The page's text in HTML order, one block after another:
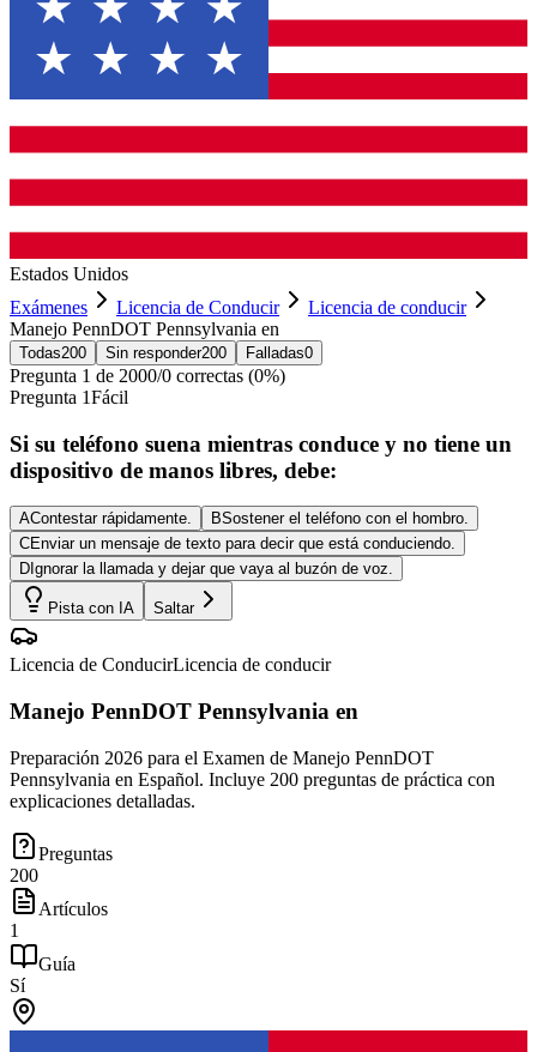
Estados Unidos
Exámenes
Licencia de Conducir
Licencia de conducir
Manejo PennDOT Pennsylvania en
Todas200 Sin responder200 Falladas0
Pregunta 1 de 2000/0 correctas (0%)
Pregunta 1Fácil
Si su teléfono suena mientras conduce y no tiene un
dispositivo de manos libres, debe:
AContestar rápidamente. BSostener el teléfono con el hombro.
CEnviar un mensaje de texto para decir que está conduciendo.
D Ignorar la llamada y dejar que vaya al buzón de voz.
Pista con IA Saltar
Licencia de ConducirLicencia de conducir
Manejo PennDOT Pennsylvania en
Preparación 2026 para el Examen de Manejo PennDOT
Pennsylvania en Español. Incluye 200 preguntas de práctica con
explicaciones detalladas.
Preguntas
200
Artículos
1
Guía
Sí